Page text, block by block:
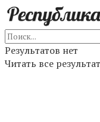
Результатов нет
Читать все